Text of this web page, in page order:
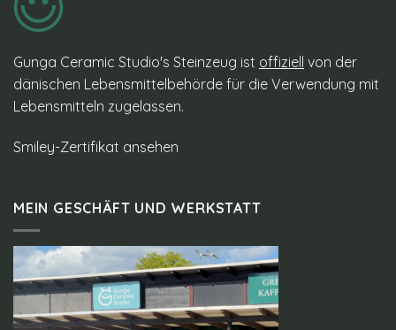
Gunga Ceramic Studio's Steinzeug ist offiziell von der
dänischen Lebensmittelbehörde für die Verwendung mit
Lebensmitteln zugelassen.
Smiley-Zertifikat ansehen
MEIN GESCHÄFT UND WERKSTATT